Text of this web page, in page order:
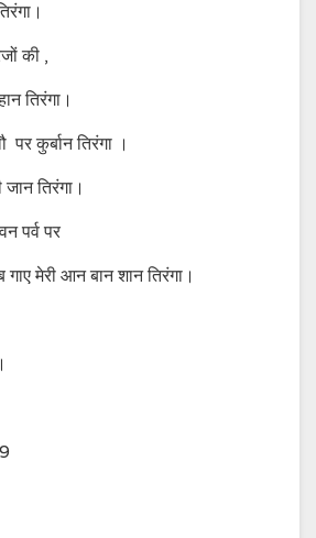
की ,
तिरंगा।
कुर्बान तिरंगा ।
जान तिरंगा।
पर्व पर
मेरी आन बान शान तिरंगा।